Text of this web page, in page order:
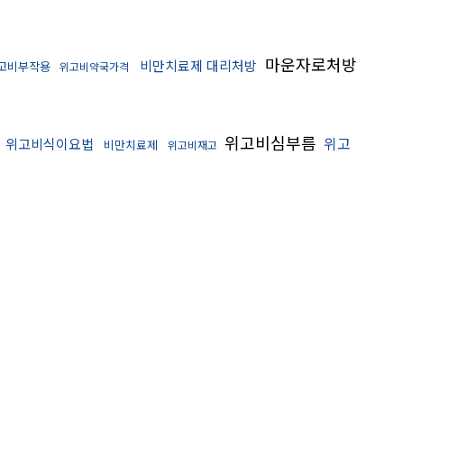
비부작용 위고비약국가격 비만치료제 대리처방 마운자로처방
위고비식이요법 비만치료제 위고비재고 위고비심부름 위고